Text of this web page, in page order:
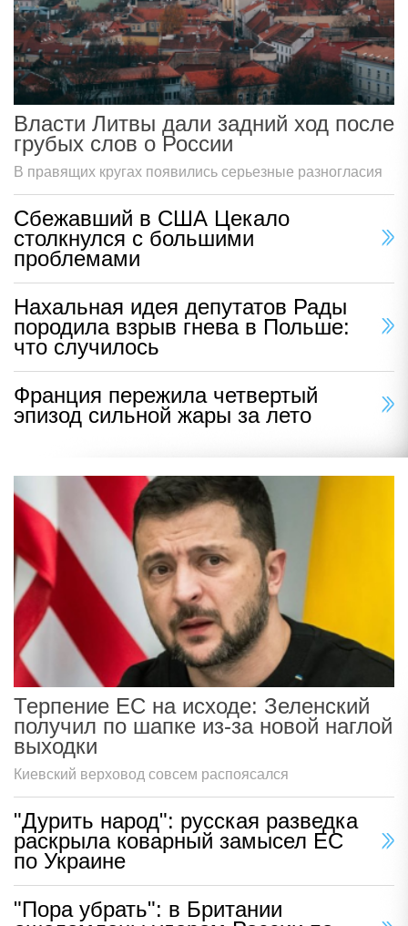
Власти Литвы дали задний ход после
грубых слов о России
В правящих кругах появились серьезные разногласия
Сбежавший в США Цекало
столкнулся с большими
проблемами
Нахальная идея депутатов Рады
породила взрыв гнева в Польше:
что случилось
Франция пережила четвертый
эпизод сильной жары за лето
Терпение ЕС на исходе: Зеленский
получил по шапке из-за новой наглой
выходки
Киевский верховод совсем распоясался
"Дурить народ": русская разведка
раскрыла коварный замысел ЕС
по Украине
"Пора убрать": в Британии